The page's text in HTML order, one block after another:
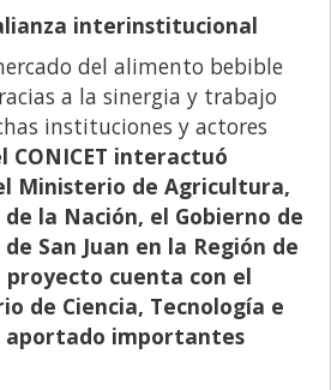
interinstitucional
del alimento bebible
a la sinergia y trabajo
instituciones y actores
CONICET interactuó
Ministerio de Agricultura,
de la Nación, el Gobierno de
San Juan en la Región de
proyecto cuenta con el
de Ciencia, Tecnología e
aportado importantes